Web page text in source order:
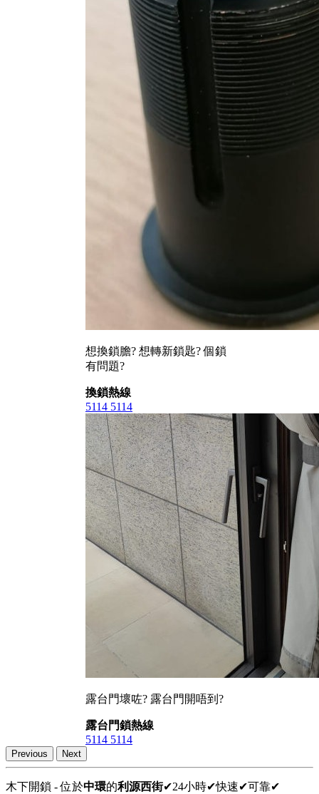
想換鎖膽? 想轉新鎖匙? 個鎖
有問題?
換鎖熱線
5114 5114
露台門壞咗? 露台門開唔到?
露台門鎖熱線
5114 5114
Previous Next
木下開鎖 - 位於中環的利源西街✔24小時✔快速✔可靠✔